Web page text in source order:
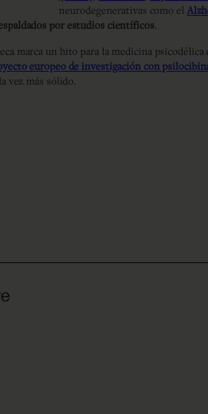
neurodegenerativas como el
por estudios científicos.
marca un hito para la medicina psicodélica
europeo de investigación con
vez más sólido.